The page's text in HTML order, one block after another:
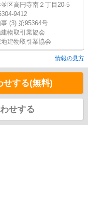
区高円寺南２丁目20-5
9412
(3) 第95364号
物取引業協会
建物取引業協会
情報の見方
せする(無料)
せする